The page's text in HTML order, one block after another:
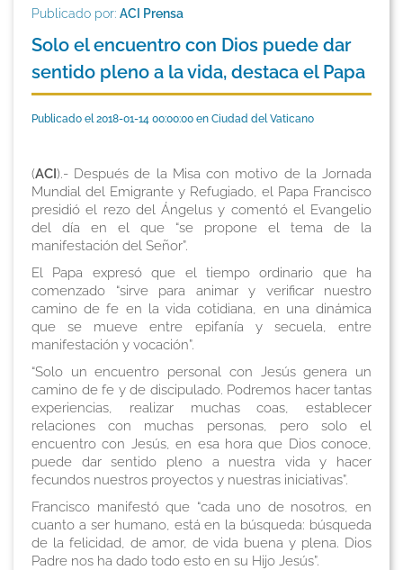
Publicado por: ACI Prensa
Solo el encuentro con Dios puede dar
sentido pleno a la vida, destaca el Papa
Publicado el 2018-01-14 00:00:00 en Ciudad del Vaticano
(ACI).- Después de la Misa con motivo de la Jornada
Mundial del Emigrante y Refugiado, el Papa Francisco
presidió el rezo del Ángelus y comentó el Evangelio
del día en el que “se propone el tema de la
manifestación del Señor”.
El Papa expresó que el tiempo ordinario que ha
comenzado “sirve para animar y verificar nuestro
camino de fe en la vida cotidiana, en una dinámica
que se mueve entre epifanía y secuela, entre
manifestación y vocación”.
“Solo un encuentro personal con Jesús genera un
camino de fe y de discipulado. Podremos hacer tantas
experiencias, realizar muchas coas, establecer
relaciones con muchas personas, pero solo el
encuentro con Jesús, en esa hora que Dios conoce,
puede dar sentido pleno a nuestra vida y hacer
fecundos nuestros proyectos y nuestras iniciativas”.
Francisco manifestó que “cada uno de nosotros, en
cuanto a ser humano, está en la búsqueda: búsqueda
de la felicidad, de amor, de vida buena y plena. Dios
Padre nos ha dado todo esto en su Hijo Jesús”.